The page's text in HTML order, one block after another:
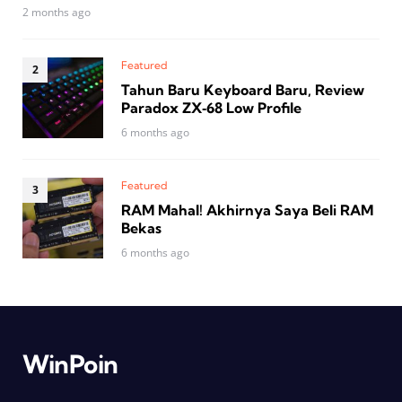
2 months ago
Featured
Tahun Baru Keyboard Baru, Review
Paradox ZX‑68 Low Profile
6 months ago
Featured
RAM Mahal! Akhirnya Saya Beli RAM
Bekas
6 months ago
WinPoin